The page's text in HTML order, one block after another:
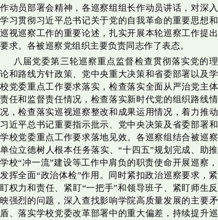
作动员部署会精神，各巡察组组长作动员讲话，对深入
学习贯彻习近平总书记关于党的自我革命的重要思想和
巡视巡察工作的重要论述，扎实开展本轮巡察工作提出
要求。各被巡察党组织主要负责同志作了表态。
八届党委第三轮巡察重点监督检查贯彻落实党的理
论和路线方针政策、党中央重大决策和省委部署以及学
校党委重点工作要求落实，检查落实全面从严治党主体
责任和监督责任情况，检查落实新时代党的组织路线情
况，检查落实巡视巡察整改和成果运用情况，着力推动
习近平总书记重要指示批示、党中央决策及省委部署和
学校党委重点工作要求落地见效。各巡察组结合被巡察
单位立德树人根本任务落实、“十四五”规划完成、助推
学校“冲一流”建设等工作中肩负的职责使命开展巡察，
发挥全面“政治体检”作用。同时紧扣政治巡察要求，紧
盯权力和责任、紧盯“一把手”和领导班子、紧盯师生反
映强烈的问题，深入查找影响学院高质量发展的主要矛
盾、落实学校党委改革部署中的重大偏差，持续提升巡